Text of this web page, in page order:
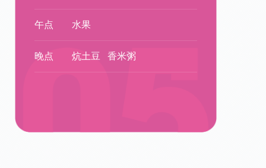
午点 水果
晚点 炕土豆 香米粥